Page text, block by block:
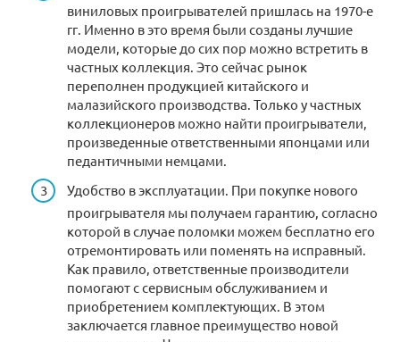
виниловых проигрывателей пришлась на 1970-е
гг. Именно в это время были созданы лучшие
модели, которые до сих пор можно встретить в
частных коллекция. Это сейчас рынок
переполнен продукцией китайского и
малазийского производства. Только у частных
коллекционеров можно найти проигрыватели,
произведенные ответственными японцами или
педантичными немцами.
Удобство в эксплуатации. При покупке нового
проигрывателя мы получаем гарантию, согласно
которой в случае поломки можем бесплатно его
отремонтировать или поменять на исправный.
Как правило, ответственные производители
помогают с сервисным обслуживанием и
приобретением комплектующих. В этом
заключается главное преимущество новой